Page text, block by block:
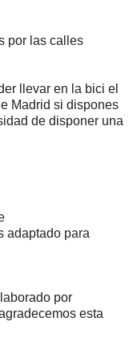
por las calles
llevar en la bici el
Madrid si dispones
de disponer una
adaptado para
por
esta